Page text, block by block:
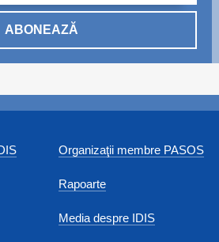
ABONEAZĂ
Organizaţii membre PASOS
Rapoarte
Media despre IDIS